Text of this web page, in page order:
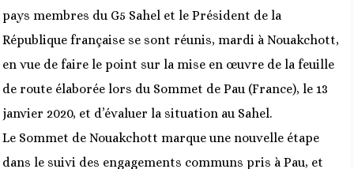
pays membres du G5 Sahel et le Président de la
République française se sont réunis, mardi à Nouakchott,
en vue de faire le point sur la mise en œuvre de la feuille
de route élaborée lors du Sommet de Pau (France), le 13
janvier 2020, et d’évaluer la situation au Sahel.
Le Sommet de Nouakchott marque une nouvelle étape
dans le suivi des engagements communs pris à Pau, et